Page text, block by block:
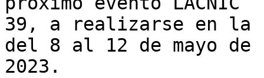
39, a realizarse en la
del 8 al 12 de mayo de
2023.